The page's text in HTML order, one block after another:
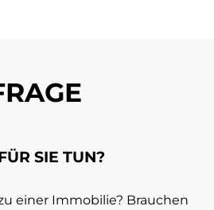
SIE TUN?
einer Immobilie? Brauchen